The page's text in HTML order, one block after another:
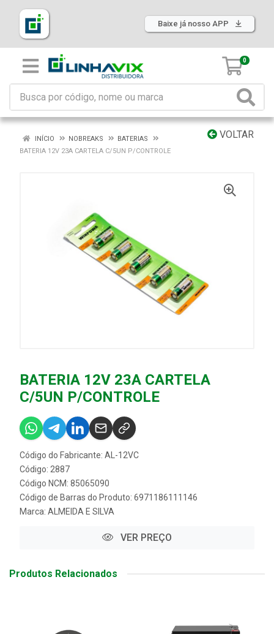
Baixe já nosso APP
0
VOLTAR
INÍCIO NOBREAKS
BATERIAS
BATERIA 12V 23A CARTELA C/5UN P/CONTROLE
BATERIA 12V 23A CARTELA
C/5UN P/CONTROLE
Código do Fabricante: AL-12VC
Código: 2887
Código NCM: 85065090
Código de Barras do Produto: 6971186111146
Marca: ALMEIDA E SILVA
VER PREÇO
Produtos Relacionados